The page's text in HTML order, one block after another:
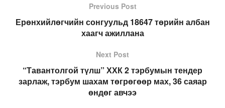
Previous Post
Ерөнхийлөгчийн сонгуульд 18647 төрийн албан
хаагч ажиллана
Next Post
“Тавантолгой түлш” ХХК 2 тэрбумын тендер
зарлаж, тэрбум шахам төгрөгөөр мах, 36 саяар
өндөг авчээ